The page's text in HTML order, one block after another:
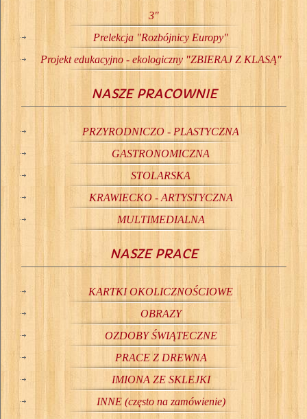
3"
Prelekcja "Rozbójnicy Europy"
Projekt edukacyjno - ekologiczny "ZBIERAJ Z KLASĄ"
NASZE PRACOWNIE
PRZYRODNICZO - PLASTYCZNA
GASTRONOMICZNA
STOLARSKA
KRAWIECKO - ARTYSTYCZNA
MULTIMEDIALNA
NASZE PRACE
KARTKI OKOLICZNOŚCIOWE
OBRAZY
OZDOBY ŚWIĄTECZNE
PRACE Z DREWNA
IMIONA ZE SKLEJKI
INNE (często na zamówienie)